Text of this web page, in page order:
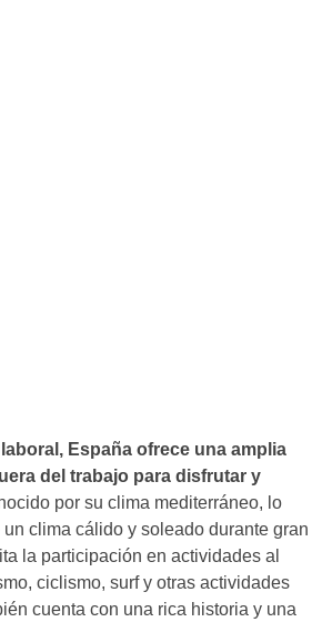
España ofrece una amplia
del trabajo para disfrutar y
por su clima mediterráneo, lo
clima cálido y soleado durante gran
la participación en actividades al
ciclismo, surf y otras actividades
cuenta con una rica historia y una